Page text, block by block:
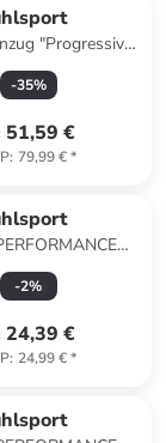
"Progressive
Set" in Blau
-35%
51,59 €
: 79,99 €*
in azurblau/weiß
-2%
24,39 €
: 24,99 €*